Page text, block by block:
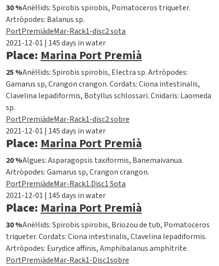
30 %Anèl·lids: Spirobis spirobis, Pomatoceros triqueter.
Artròpodes: Balanus sp.
PortPremiàdeMar-Rack1-disc2 sota
2021-12-01 | 145 days in water
Place:Marina Port Premià
25 %Anèl·lids: Spirobis spirobis, Electra sp. Artròpodes:
Gamarus sp, Crangon crangon. Cordats: Ciona intestinalis,
Clavelina lepadiformis, Botyllus schlossari. Cnidaris: Laomeda
sp.
PortPremiàdeMar-Rack1-disc2 sobre
2021-12-01 | 145 days in water
Place:Marina Port Premià
20 %Algues: Asparagopsis taxiformis, Banemaivanua.
Artròpodes: Gamarus sp, Crangon crangon.
PortPremiàdeMar-Rack1.Disc1 Sota
2021-12-01 | 145 days in water
Place:Marina Port Premià
30 %Anèl·lids: Spirobis spirobis, Briozou de tub, Pomatoceros
triqueter. Cordats: Ciona intestinalis, Clavelina lepadiformis.
Artròpodes: Eurydice affinis, Amphibalanus amphitrite.
PortPremiàdeMar-Rack1-Disc1sobre